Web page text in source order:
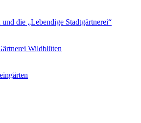
die „Lebendige Stadtgärtnerei“
Wildblüten